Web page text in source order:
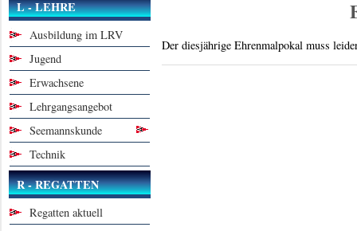
L - LEHRE
Ausbildung im LRV
Jugend
Erwachsene
Lehrgangsangebot
Seemannskunde
Technik
R - REGATTEN
Regatten aktuell
Der diesjährige Ehrenmalpokal muss